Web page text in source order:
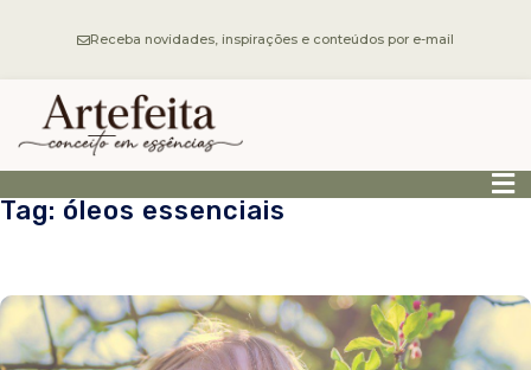
Receba novidades, inspirações e conteúdos por e-mail
Tag: óleos essenciais